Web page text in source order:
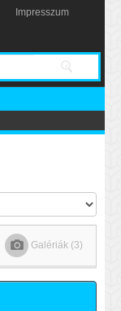
Impresszum
Galériák (3)